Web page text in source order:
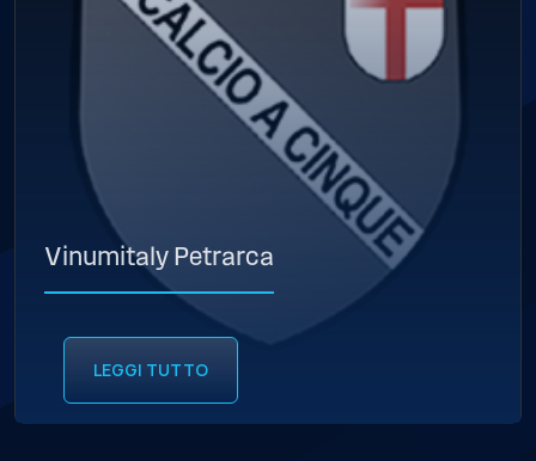
Vinumitaly Petrarca
LEGGI TUTTO